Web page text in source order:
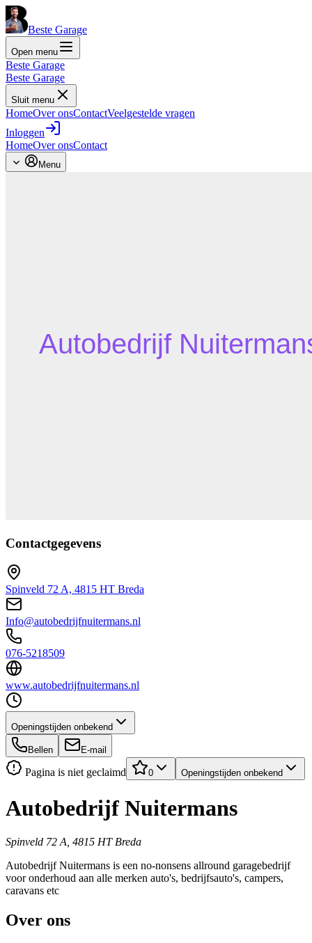
Beste Garage
Open menu
Beste Garage
Beste Garage
Sluit menu
HomeOver onsContactVeelgestelde vragen
Inloggen
HomeOver onsContact
Menu
Contactgegevens
Spinveld 72 A, 4815 HT Breda
Info@autobedrijfnuitermans.nl
076-5218509
www.autobedrijfnuitermans.nl
Openingstijden onbekend
Bellen E-mail
Pagina is niet geclaimd 0 Openingstijden onbekend
Autobedrijf Nuitermans
Spinveld 72 A, 4815 HT Breda
Autobedrijf Nuitermans is een no-nonsens allround garagebedrijf
voor onderhoud aan alle merken auto's, bedrijfsauto's, campers,
caravans etc
Over ons